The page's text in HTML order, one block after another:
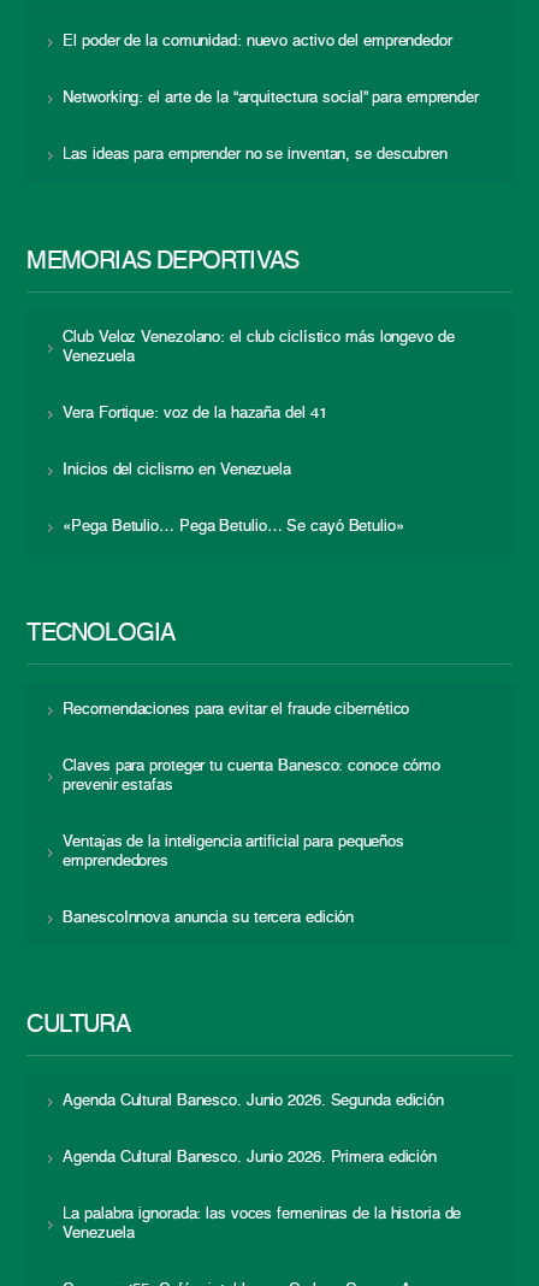
El poder de la comunidad: nuevo activo del emprendedor
Networking: el arte de la “arquitectura social” para emprender
Las ideas para emprender no se inventan, se descubren
MEMORIAS DEPORTIVAS
Club Veloz Venezolano: el club ciclístico más longevo de
Venezuela
Vera Fortique: voz de la hazaña del 41
Inicios del ciclismo en Venezuela
«Pega Betulio… Pega Betulio… Se cayó Betulio»
TECNOLOGÍA
Recomendaciones para evitar el fraude cibernético
Claves para proteger tu cuenta Banesco: conoce cómo
prevenir estafas
Ventajas de la inteligencia artificial para pequeños
emprendedores
BanescoInnova anuncia su tercera edición
CULTURA
Agenda Cultural Banesco. Junio 2026. Segunda edición
Agenda Cultural Banesco. Junio 2026. Primera edición
La palabra ignorada: las voces femeninas de la historia de
Venezuela